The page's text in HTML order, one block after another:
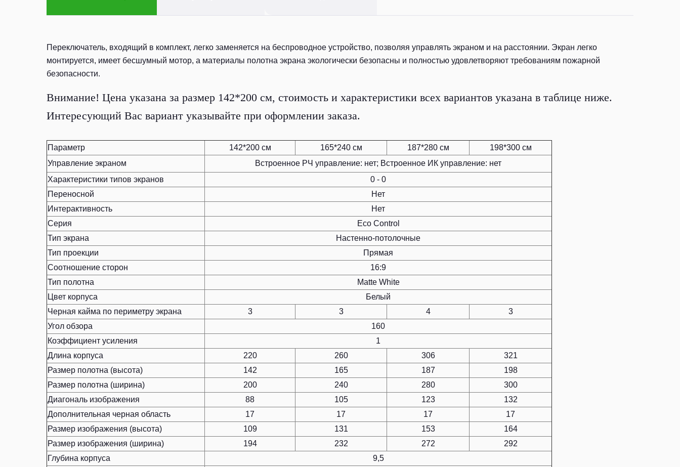
Переключатель, входящий в комплект, легко заменяется на беспроводное устройство, позволяя управлять экраном и на расстоянии. Экран легко
монтируется, имеет бесшумный мотор, а материалы полотна экрана экологически безопасны и полностью удовлетворяют требованиям пожарной
безопасности.
Внимание! Цена указана за размер 142*200 см, стоимость и характеристики всех вариантов указана в таблице ниже.
Интересующий Вас вариант указывайте при оформлении заказа.
Параметр 142*200 см 165*240 см 187*280 см
198*300 см
Управление экраном
Встроенное РЧ управление: нет; Встроенное ИК управление: нет
Характеристики типов экранов
0 - 0
Переносной
Нет
Интерактивность
Нет
Серия
Eco Control
Тип экрана
Настенно-потолочные
Тип проекции
Прямая
Соотношение сторон
16:9
Тип полотна
Matte White
Цвет корпуса
Белый
Черная кайма по периметру экрана
3 3 4
3
Угол обзора
160
Коэффициент усиления
1
Длина корпуса
220 260 306
321
Размер полотна (высота)
142 165 187
198
Размер полотна (ширина)
200 240 280
300
Диагональ изображения
88 105 123
132
Дополнительная черная область
17 17 17
17
Размер изображения (высота)
109 131 153
164
Размер изображения (ширина)
194 232 272
292
Глубина корпуса
9,5